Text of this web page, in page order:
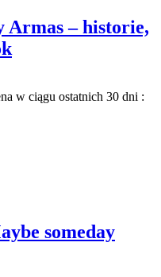
Armas – historie,
w ciągu ostatnich 30 dni :
someday